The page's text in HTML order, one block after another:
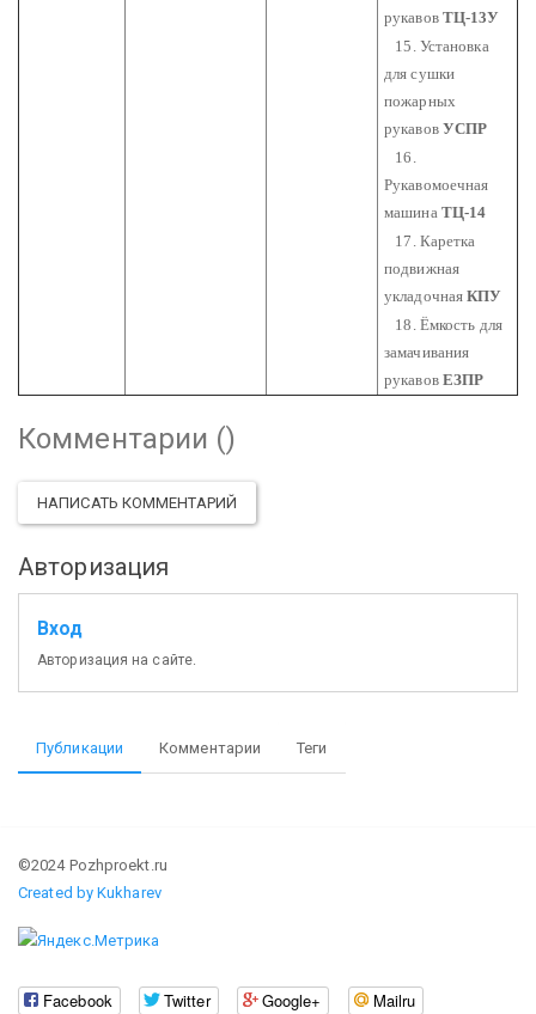
рукавов ТЦ-13У
15. Установка
для сушки
пожарных
рукавов УСПР
16.
Рукавомоечная
машина ТЦ-14
17. Каретка
подвижная
укладочнаяКПУ
18. Ёмкость для
замачивания
рукавов ЕЗПР
Комментарии ()
НАПИСАТЬ КОММЕНТАРИЙ
Авторизация
Вход
Авторизация на сайте.
Публикации Комментарии Теги
©2024 Pozhproekt.ru
Created by Kukharev
Facebook Twitter Google+ Mailru